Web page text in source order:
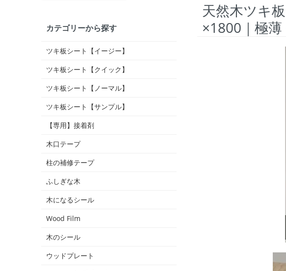
天然木ツキ
×1800｜極
カテゴリーから探す
ツキ板シート【イージー】
ツキ板シート【クイック】
ツキ板シート【ノーマル】
ツキ板シート【サンプル】
【専用】接着剤
木口テープ
柱の補修テープ
ふしぎな木
木になるシール
Wood Film
木のシール
ウッドプレート